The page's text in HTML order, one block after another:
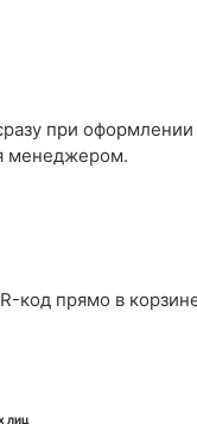
при
менеджером.
код прямо в
лиц